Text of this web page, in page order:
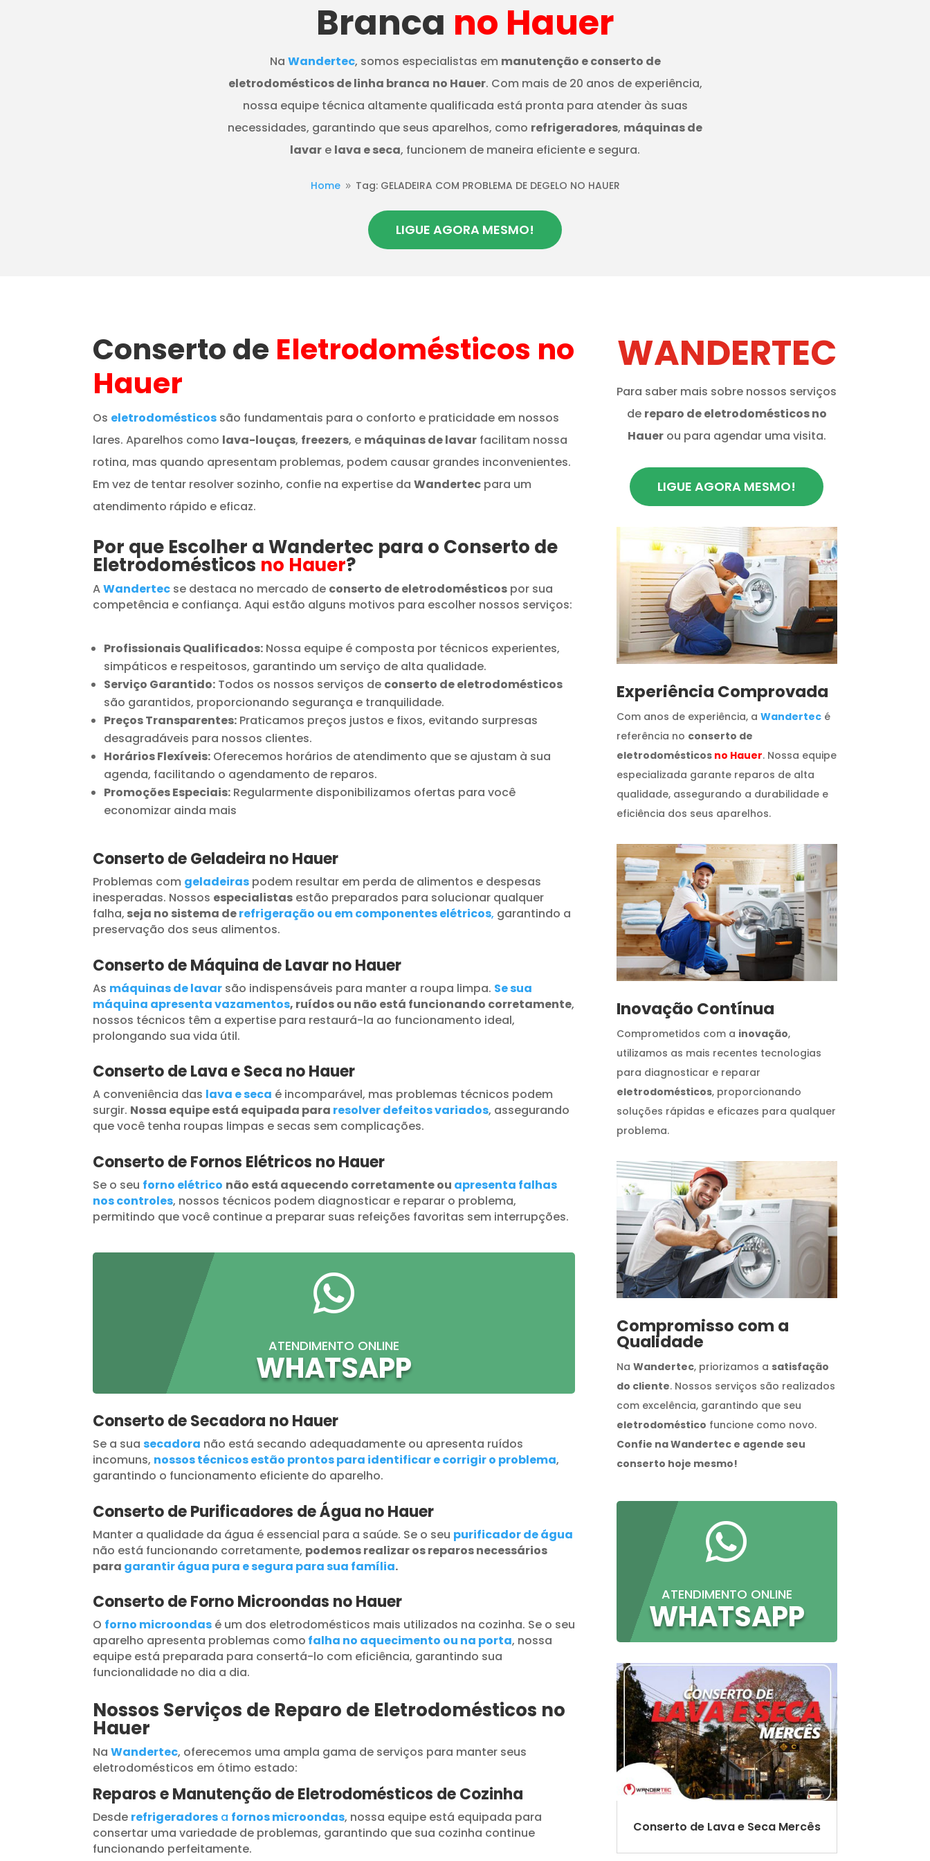
Branca no Hauer
Na Wandertec, somos especialistas em manutenção e conserto de
eletrodomésticos de linha branca no Hauer. Com mais de 20 anos de experiência,
nossa equipe técnica altamente qualificada está pronta para atender às suas
necessidades, garantindo que seus aparelhos, como refrigeradores, máquinas de
lavar e lava e seca, funcionem de maneira eficiente e segura.
Home 9 Tag: GELADEIRA COM PROBLEMA DE DEGELO NO HAUER
LIGUE AGORA MESMO!
Conserto de Eletrodomésticos no
Hauer
Os eletrodomésticos são fundamentais para o conforto e praticidade em nossos
lares. Aparelhos como lava-louças, freezers, e máquinas de lavar facilitam nossa
rotina, mas quando apresentam problemas, podem causar grandes inconvenientes.
Em vez de tentar resolver sozinho, confie na expertise daWandertec para um
atendimento rápido e eficaz.
Por que Escolher a Wandertec para o Conserto de
Eletrodomésticos no Hauer?
AWandertec se destaca no mercado de conserto de eletrodomésticos por sua
competência e confiança. Aqui estão alguns motivos para escolher nossos serviços:
Profissionais Qualificados: Nossa equipe é composta por técnicos experientes,
simpáticos e respeitosos, garantindo um serviço de alta qualidade.
Serviço Garantido: Todos os nossos serviços de conserto de eletrodomésticos
são garantidos, proporcionando segurança e tranquilidade.
Preços Transparentes: Praticamos preços justos e fixos, evitando surpresas
desagradáveis para nossos clientes.
Horários Flexíveis: Oferecemos horários de atendimento que se ajustam à sua
agenda, facilitando o agendamento de reparos.
Promoções Especiais: Regularmente disponibilizamos ofertas para você
economizar ainda mais
Conserto de Geladeira no Hauer
Problemas com geladeiras podem resultar em perda de alimentos e despesas
inesperadas. Nossos especialistas estão preparados para solucionar qualquer
falha, seja no sistema derefrigeração ou em componentes elétricos, garantindo a
preservação dos seus alimentos.
Conserto de Máquina de Lavar no Hauer
As máquinas de lavar são indispensáveis para manter a roupa limpa. Se sua
máquina apresenta vazamentos, ruídos ou não está funcionando corretamente,
nossos técnicos têm a expertise para restaurá-la ao funcionamento ideal,
prolongando sua vida útil.
Conserto de Lava e Seca no Hauer
A conveniência das lava e seca é incomparável, mas problemas técnicos podem
surgir. Nossa equipe está equipada para resolver defeitos variados, assegurando
que você tenha roupas limpas e secas sem complicações.
Conserto de Fornos Elétricos no Hauer
Se o seu forno elétrico não está aquecendo corretamente ou apresenta falhas
nos controles, nossos técnicos podem diagnosticar e reparar o problema,
permitindo que você continue a preparar suas refeições favoritas sem interrupções.

ATENDIMENTO ONLINE
WHATSAPP
Conserto de Secadora no Hauer
Se a suasecadora não está secando adequadamente ou apresenta ruídos
incomuns, nossos técnicos estão prontos para identificar e corrigir o problema,
garantindo o funcionamento eficiente do aparelho.
Conserto de Purificadores de Água no Hauer
Manter a qualidade da água é essencial para a saúde. Se o seu purificador de água
não está funcionando corretamente, podemos realizar os reparos necessários
para garantir água pura e segura para sua família.
Conserto de Forno Microondas no Hauer
O forno microondas é um dos eletrodomésticos mais utilizados na cozinha. Se o seu
aparelho apresenta problemas como falha no aquecimento ou na porta, nossa
equipe está preparada para consertá-lo com eficiência, garantindo sua
funcionalidade no dia a dia.
Nossos Serviços de Reparo de Eletrodomésticos no
Hauer
NaWandertec, oferecemos uma ampla gama de serviços para manter seus
eletrodomésticos em ótimo estado:
Reparos e Manutenção de Eletrodomésticos de Cozinha
Desde refrigeradores a fornos microondas, nossa equipe está equipada para
consertar uma variedade de problemas, garantindo que sua cozinha continue
funcionando perfeitamente.
WANDERTEC
Para saber mais sobre nossos serviços
de reparo de eletrodomésticos no
Hauerou para agendar uma visita.
LIGUE AGORA MESMO!
​Experiência Comprovada
Com anos de experiência, a Wandertecé
referência no conserto de
eletrodomésticos no Hauer. Nossa equipe
especializada garante reparos de alta
qualidade, assegurando a durabilidade e
eficiência dos seus aparelhos.
Inovação Contínua
Comprometidos com a inovação,
utilizamos as mais recentes tecnologias
para diagnosticar e reparar
eletrodomésticos, proporcionando
soluções rápidas e eficazes para qualquer
problema.
Compromisso com a
Qualidade
Na Wandertec, priorizamos a satisfação
do cliente. Nossos serviços são realizados
com excelência, garantindo que seu
eletrodoméstico funcione como novo.
Confie na Wandertec e agende seu
conserto hoje mesmo!

ATENDIMENTO ONLINE
WHATSAPP
Conserto de Lava e Seca Mercês